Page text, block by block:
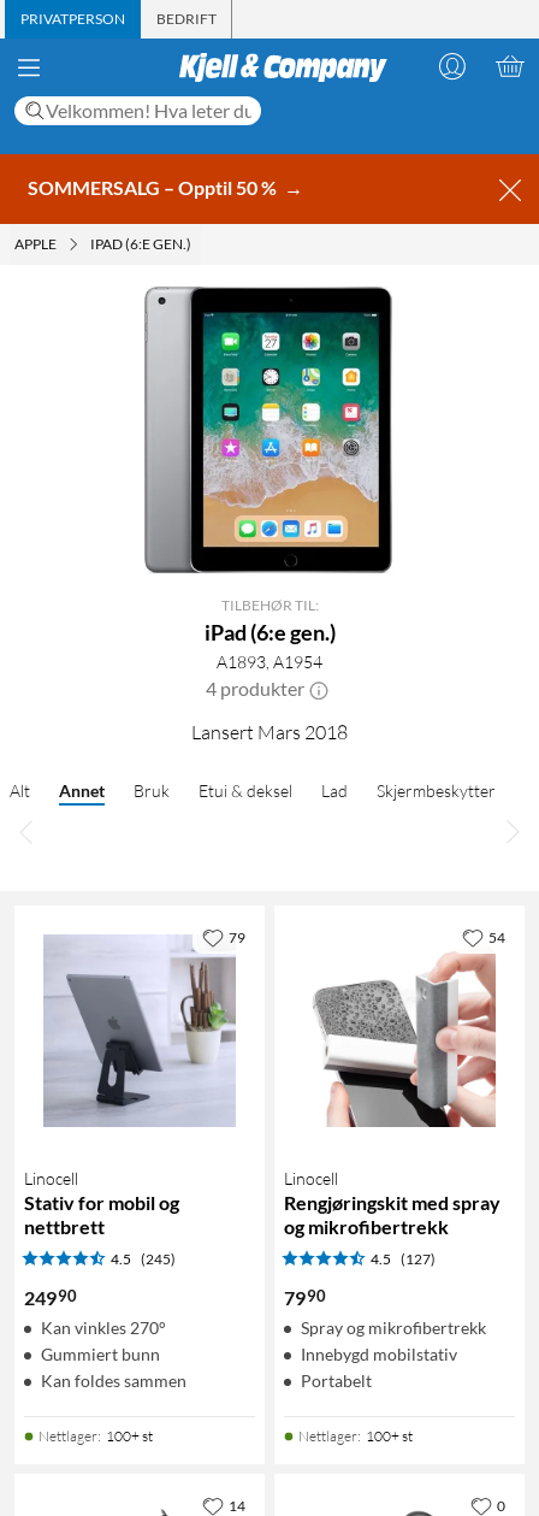
PRIVATPERSON BEDRIFT
SOMMERSALG – Opptil 50 % →
APPLE IPAD (6:E GEN.)
TILBEHØR TIL:
iPad (6:e gen.)
A1893, A1954
4 produkter
Lansert Mars 2018
Alt Annet Bruk Etui & deksel Lad Skjermbeskytter
Linocell
Stativ for mobil og
nettbrett
4.5 (245)
24990
Kan vinkles 270°
Gummiert bunn
Kan foldes sammen
Nettlager: 100+ st
79
Linocell
Rengjøringskit med spray
og mikrofibertrekk
4.5 (127)
7990
Spray og mikrofibertrekk
Innebygd mobilstativ
Portabelt
Nettlager: 100+ st
54
14 0